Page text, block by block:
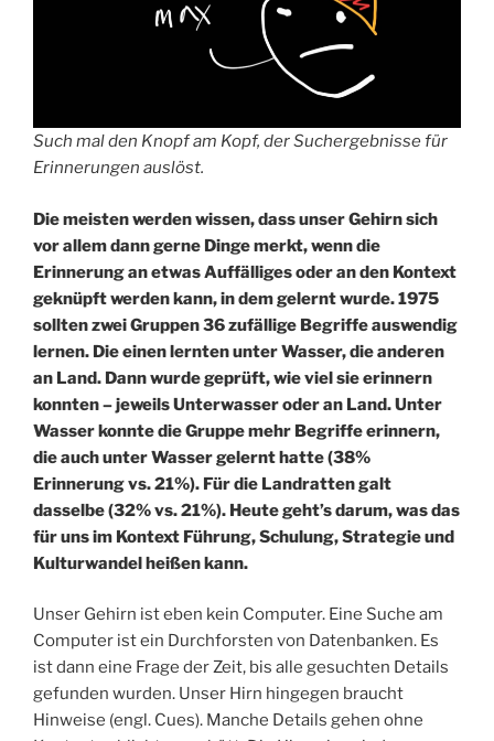
Such mal den Knopf am Kopf, der Suchergebnisse für
Erinnerungen auslöst.
Die meisten werden wissen, dass unser Gehirn sich
vor allem dann gerne Dinge merkt, wenn die
Erinnerung an etwas Auffälliges oder an den Kontext
geknüpft werden kann, in dem gelernt wurde. 1975
sollten zwei Gruppen 36 zufällige Begriffe auswendig
lernen. Die einen lernten unter Wasser, die anderen
an Land. Dann wurde geprüft, wie viel sie erinnern
konnten – jeweils Unterwasser oder an Land. Unter
Wasser konnte die Gruppe mehr Begriffe erinnern,
die auch unter Wasser gelernt hatte (38%
Erinnerung vs. 21%). Für die Landratten galt
dasselbe (32% vs. 21%). Heute geht’s darum, was das
für uns im Kontext Führung, Schulung, Strategie und
Kulturwandel heißen kann.
Unser Gehirn ist eben kein Computer. Eine Suche am
Computer ist ein Durchforsten von Datenbanken. Es
ist dann eine Frage der Zeit, bis alle gesuchten Details
gefunden wurden. Unser Hirn hingegen braucht
Hinweise (engl. Cues). Manche Details gehen ohne